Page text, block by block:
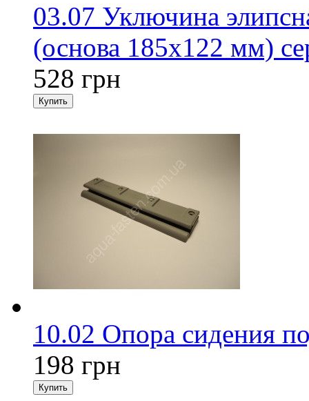
03.07 Уключина
(основа 185х122 мм)
528 грн
10.02 Опора сидения
198 грн